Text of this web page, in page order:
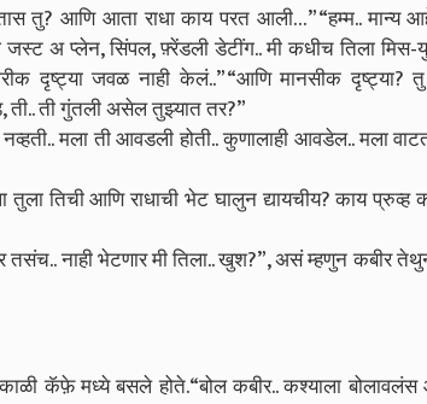
तु? आणि आता राधा काय परत आली…”“हम्म.. मान्य
अ प्लेन, सिंपल, फ़्रेंडली डेटींग.. मी कधीच तिला मिस-
दृष्ट्या जवळ नाही केलं..”“आणि मानसीक दृष्ट्या?
ती.. ती गुंतली असेल तुझ्यात तर?”
मला ती आवडली होती.. कुणालाही आवडेल.. मला
तिची आणि राधाची भेट घालुन द्यायचीय? काय प्रुव्ह
नाही भेटणार मी तिला.. खुश?”, असं म्हणुन कबीर
कॅफ़े मध्ये बसले होते.“बोल कबीर.. कश्याला बोलावलंस